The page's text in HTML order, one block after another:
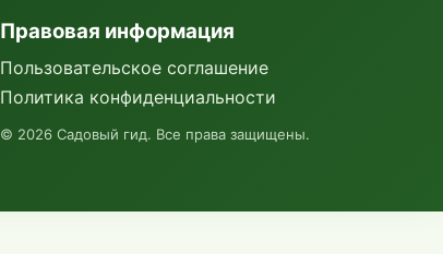
Правовая информация
Пользовательское соглашение
Политика конфиденциальности
© 2026 Садовый гид. Все права защищены.